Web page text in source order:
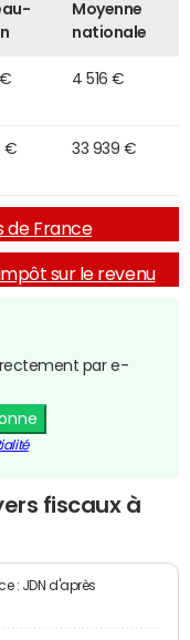
Moyenne
nationale
4 516 €
€ 33 939 €
de France
sur le revenu
par e-
fiscaux à
: JDN d'après